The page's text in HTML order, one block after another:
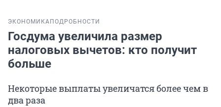
ЭКОНОМИКА ПОДРОБНОСТИ
Госдума увеличила размер
налоговых вычетов: кто получит
больше
Некоторые выплаты увеличатся более чем в
два раза